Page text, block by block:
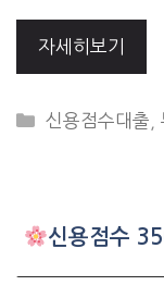
자세히보기
CATEGORIES
신용점수대출 ,
신용점수